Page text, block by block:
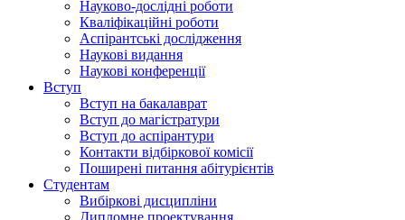
Науково-дослідні роботи
Кваліфікаційні роботи
Аспірантські дослідження
Наукові видання
Наукові конференції
Вступ
Вступ на бакалаврат
Вступ до магістратури
Вступ до аспірантури
Контакти відбіркової комісії
Поширені питання абітурієнтів
Студентам
Вибіркові дисципліни
Дипломне проектування